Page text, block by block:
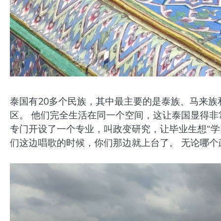
泰国有20多个民族，其中最主要的是泰族、马来
区。 他们完全生活在同一个空间，这让泰国显得
专门开设了一个专业，叫政变研究，让毕业生想“
们这边唱歌的时候，你们那边就上台了。 无论哪